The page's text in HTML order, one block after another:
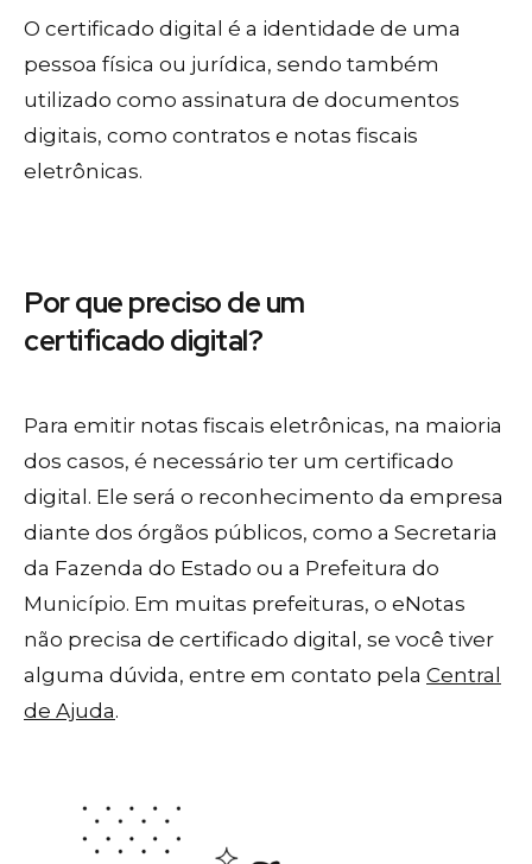
O certificado digital é a identidade de uma
pessoa física ou jurídica, sendo também
utilizado como assinatura de documentos
digitais, como contratos e notas fiscais
eletrônicas.
Por que preciso de um
certificado digital?
Para emitir notas fiscais eletrônicas, na maioria
dos casos, é necessário ter um certificado
digital. Ele será o reconhecimento da empresa
diante dos órgãos públicos, como a Secretaria
da Fazenda do Estado ou a Prefeitura do
Município. Em muitas prefeituras, o eNotas
não precisa de certificado digital, se você tiver
alguma dúvida, entre em contato pela Central
de Ajuda.